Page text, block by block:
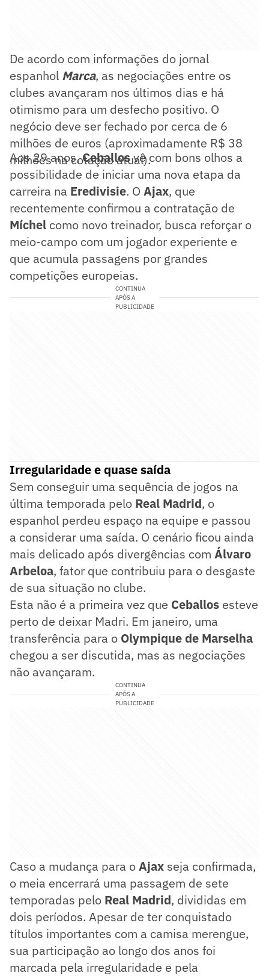
De acordo com informações do jornal
espanhol Marca, as negociações entre os
clubes avançaram nos últimos dias e há
otimismo para um desfecho positivo. O
negócio deve ser fechado por cerca de 6
milhões de euros (aproximadamente R$ 38
milhões na cotação atual).
Aos 29 anos,Ceballosvê com bons olhos a
possibilidade de iniciar uma nova etapa da
carreira na Eredivisie. O Ajax, que
recentemente confirmou a contratação de
Míchel como novo treinador, busca reforçar o
meio-campo com um jogador experiente e
que acumula passagens por grandes
competições europeias.
CONTINUA
APÓS A
PUBLICIDADE
Irregularidade e quase saída
Sem conseguir uma sequência de jogos na
última temporada pelo Real Madrid, o
espanhol perdeu espaço na equipe e passou
a considerar uma saída. O cenário ficou ainda
mais delicado após divergências com Álvaro
Arbeloa, fator que contribuiu para o desgaste
de sua situação no clube.
Esta não é a primeira vez que Ceballos esteve
perto de deixar Madri. Em janeiro, uma
transferência para o Olympique de Marselha
chegou a ser discutida, mas as negociações
não avançaram.
CONTINUA
APÓS A
PUBLICIDADE
Caso a mudança para oAjax seja confirmada,
o meia encerrará uma passagem de sete
temporadas pelo Real Madrid, divididas em
dois períodos. Apesar de ter conquistado
títulos importantes com a camisa merengue,
sua participação ao longo dos anos foi
marcada pela irregularidade e pela